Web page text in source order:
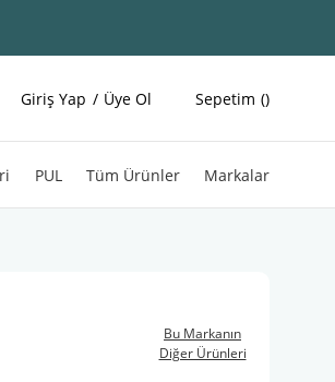
Giriş Yap Üye Ol Sepetim
PUL Tüm Ürünler Markalar
Bu Markanın
Diğer Ürünleri